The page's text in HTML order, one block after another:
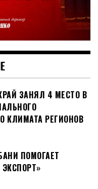
ЗАНЯЛ 4 МЕСТО В
КЛИМАТА РЕГИОНОВ
ПОМОГАЕТ